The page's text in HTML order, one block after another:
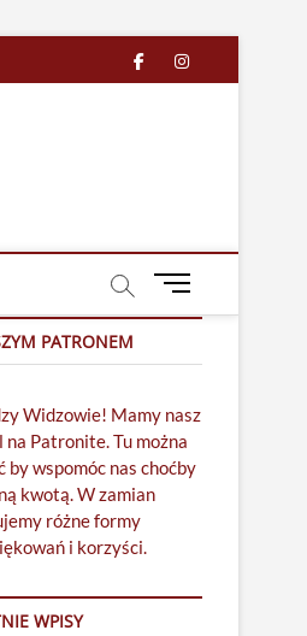
facebook
in
M
u
u
t
t
PATRONEM
Widzowie! Mamy nasz
na Patronite. Tu można
by wspomóc nas choćby
kwotą. W zamian
różne formy
i korzyści.
WPISY